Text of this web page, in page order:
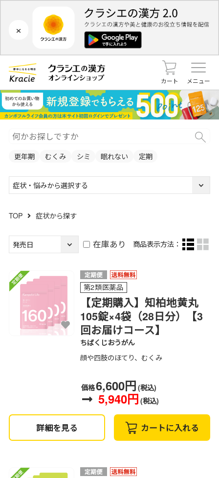
×
カート メニュー
更年期 むくみ シミ 眠れない 定期
症状・悩みから選択する
TOP 症状から探す
在庫あり 商品表示方法：
第2類医薬品
【定期購入】知柏地黄丸
105錠×4袋（28日分）【3
回お届けコース】
ちばくじおうがん
顔や四肢のほてり、むくみ
価格6,600円 (税込)
5,940円 (税込)
詳細を見る カートに入れる